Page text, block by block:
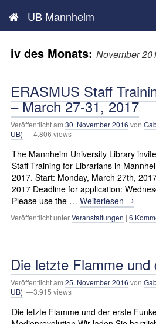
UB Mannheim
Neues aus der
iv des Monats: November
ERASMUS Staff
– March 27-31, 2017
Veröffentlicht am 30. November 2016 von
UB) —4.806 views
The Mannheim University Library
Staff Training for Librarians in
2017. Start: Monday, March 27th,
2017 Deadline for application:
Please use the … Weiterlesen →
Veröffentlicht unterVeranstaltungen | 6
Die letzte Flamme
Veröffentlicht am 25. November 2016 von
UB) —3.915 views
Die letzte Flamme und der erste